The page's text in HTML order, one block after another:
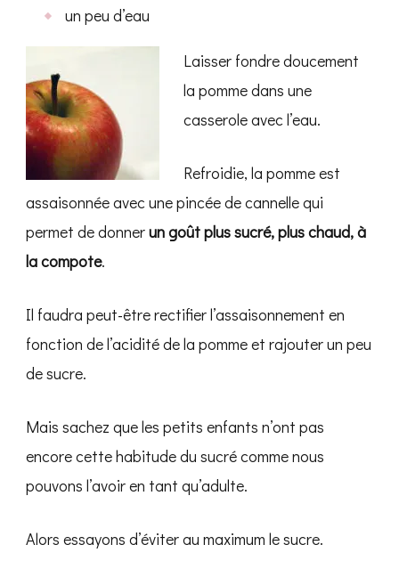
un peu d’eau
Laisser fondre doucement
la pomme dans une
casserole avec l’eau.
Refroidie, la pomme est
assaisonnée avec une pincée de cannelle qui
permet de donnerun goût plus sucré, plus chaud, à
la compote.
Il faudra peut-être rectifier l’assaisonnement en
fonction de l’acidité de la pomme et rajouter un peu
de sucre.
Mais sachez que les petits enfants n’ont pas
encore cette habitude du sucré comme nous
pouvons l’avoir en tant qu’adulte.
Alors essayons d’éviter au maximum le sucre.